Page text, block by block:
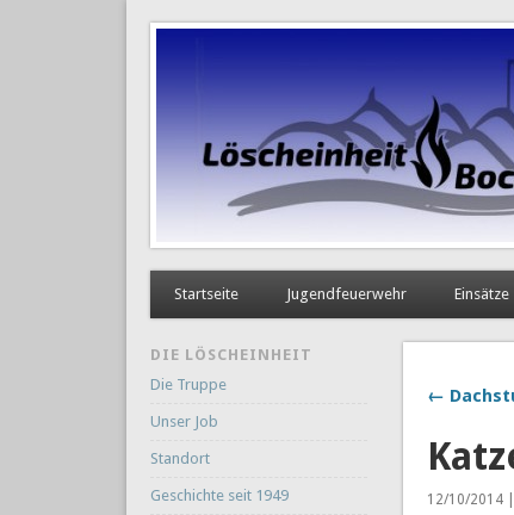
Startseite Jugendfeuerwehr Einsätze
←
12/10/2014
DIE LÖSCHEINHEIT
Die Truppe
Unser Job
Standort
Geschichte seit 1949